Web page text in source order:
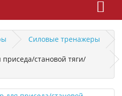
Силовые тренажеры
приседа/становой тяги/